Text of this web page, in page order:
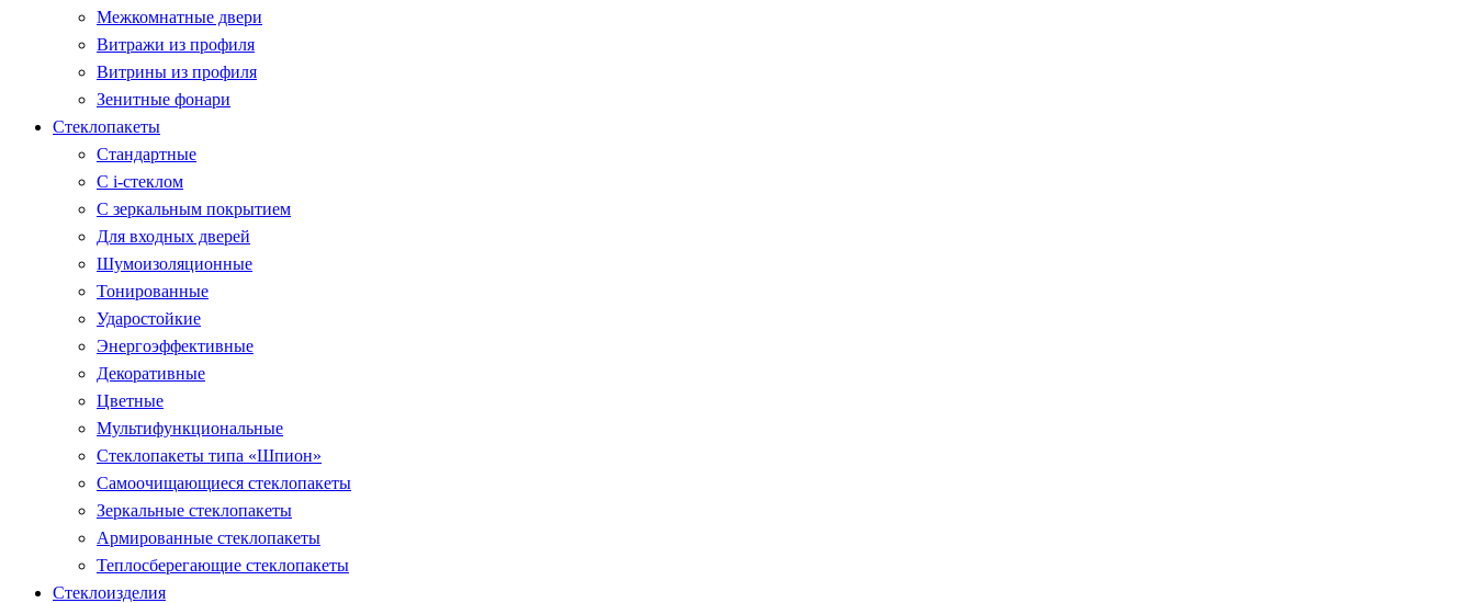
Межкомнатные двери
Витражи из профиля
Витрины из профиля
Зенитные фонари
Стеклопакеты
Стандартные
С i-стеклом
С зеркальным покрытием
Для входных дверей
Шумоизоляционные
Тонированные
Ударостойкие
Энергоэффективные
Декоративные
Цветные
Мультифункциональные
Стеклопакеты типа «Шпион»
Самоочищающиеся стеклопакеты
Зеркальные стеклопакеты
Армированные стеклопакеты
Теплосберегающие стеклопакеты
Стеклоизделия